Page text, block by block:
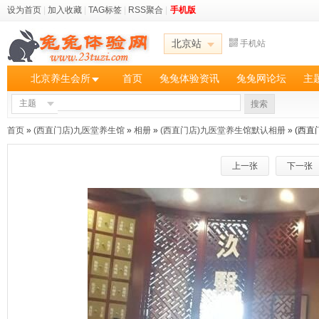
设为首页 加入收藏 TAG标签 RSS聚合 手机版
北京站 手机站
北京养生会所 首页 兔兔体验资讯 兔兔网论坛 主
主题 搜索
首页 » (西直门店)九医堂养生馆 » 相册 » (西直门店)九医堂养生馆默认相册 » (西直
上一张 下一张